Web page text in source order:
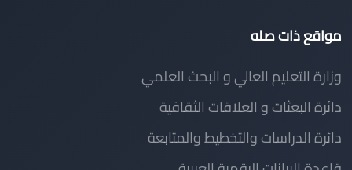
مواقع ذات صله
وزارة التعليم العالي و البحث العلمي
دائرة البعثات و العلاقات الثقافية
دائرة الدراسات والتخطيط والمتابعة